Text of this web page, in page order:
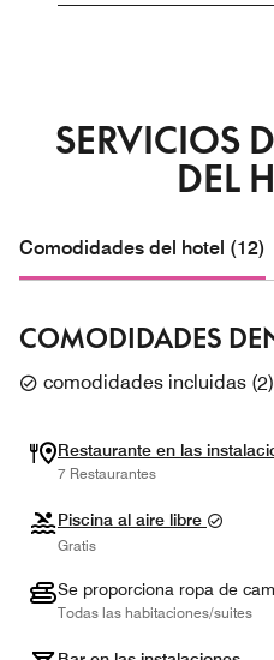
SERVICIOS
DEL
Comodidades del hotel (12)
COMODIDADES
comodidades incluidas (2)
Restaurante en las
7 Restaurantes
Piscina al aire libre
Gratis
Se proporciona ropa de
Todas las habitaciones/suites